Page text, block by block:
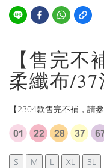
【售完
柔纖布/37
【2304款售完不補，請
S M L XL
3L